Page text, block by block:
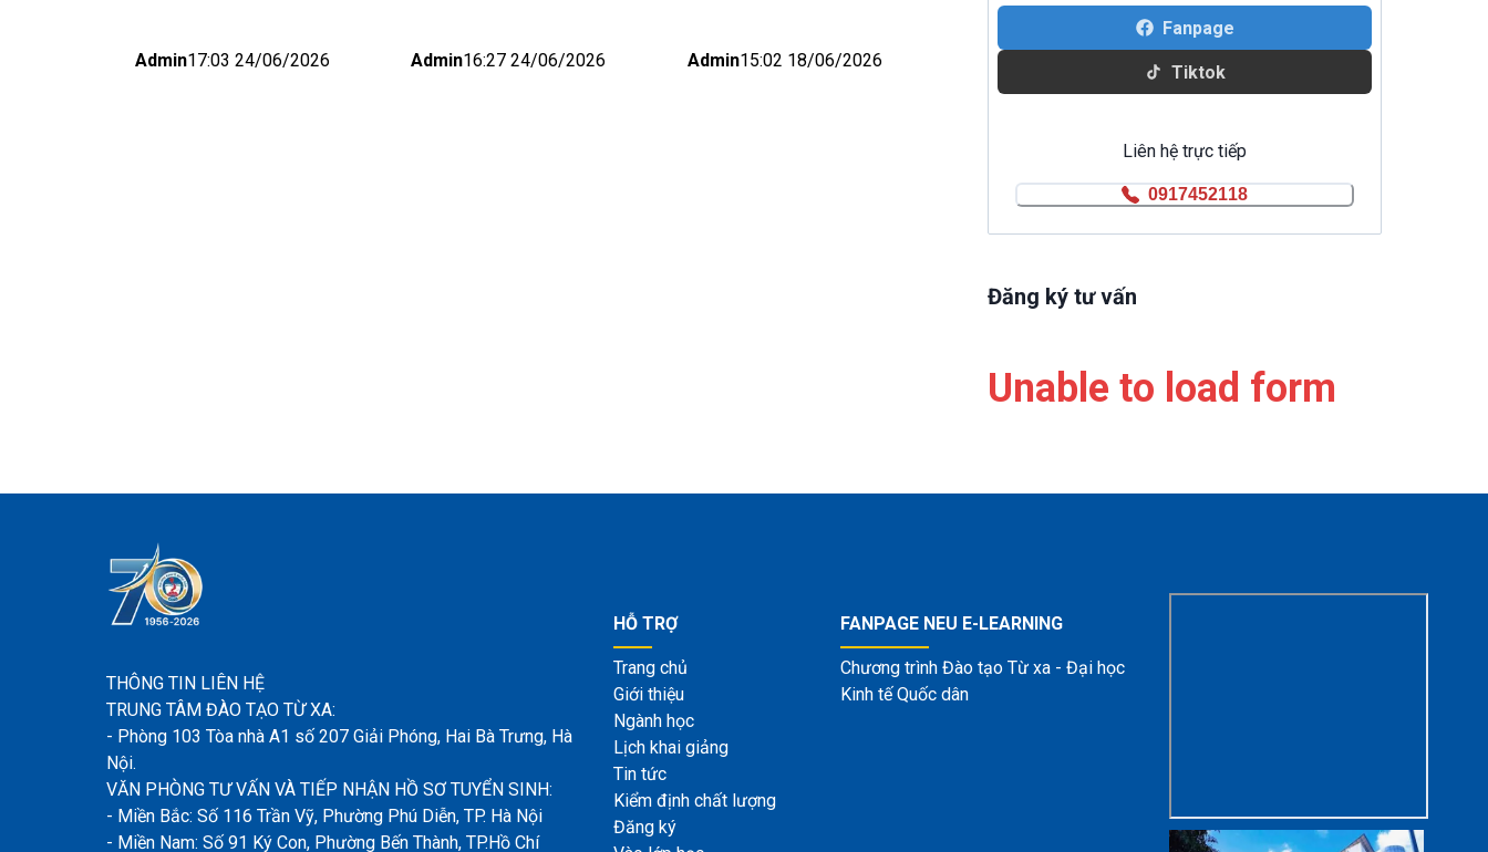
năm 2026 khu vực thành
Admin17:03 24/06/2026
Elearning – Khu vực miền
Admin16:27 24/06/2026 Admin15:02 18/06/2026
Fanpage
Tiktok
Liên hệ trực tiếp
0917452118
Đăng ký tư vấn
Unable to load form
THÔNG TIN LIÊN HỆ
TRUNG TÂM ĐÀO TẠO TỪ XA:
- Phòng 103 Tòa nhà A1 số 207 Giải Phóng, Hai Bà Trưng, Hà
Nội.
VĂN PHÒNG TƯ VẤN VÀ TIẾP NHẬN HỒ SƠ TUYỂN SINH:
- Miền Bắc: Số 116 Trần Vỹ, Phường Phú Diễn, TP. Hà Nội
- Miền Nam: Số 91 Ký Con, Phường Bến Thành, TP.Hồ Chí
HỖ TRỢ
Trang chủ
Giới thiệu
Ngành học
Lịch khai giảng
Tin tức
Kiểm định chất lượng
Đăng ký
FANPAGE NEU E-LEARNING
Chương trình Đào tạo Từ xa - Đại học
Kinh tế Quốc dân